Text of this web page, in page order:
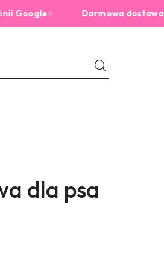
⭐Darmowa dostawa od 229zł
dla psa